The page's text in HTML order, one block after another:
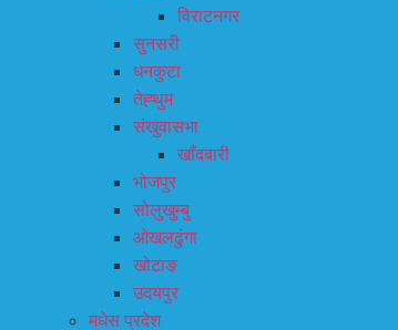
विराटनगर
सुनसरी
धनकुटा
तेह्थुम
संखुवासभा
खाँदबारी
भोजपुर
सोलुखुम्बु
ओखलढुंगा
खोटाङ
उदयपुर
मधेस प्रदेश